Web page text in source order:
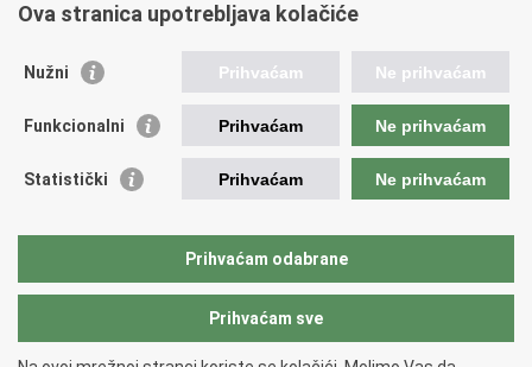
Pozivi za žurnu pomoć
Vlada RH
Muzej hrvatskog vatrogastva
The Federation of EUropean Fire Officers FEU
Intranet (samo za službenike HVZ)
Ova stranica upotrebljava kolačiće
Nužni Prihvaćam Ne prihvaćam
Funkcionalni Prihvaćam Ne prihvaćam
Statistički Prihvaćam Ne prihvaćam
Prihvaćam odabrane
Prihvaćam sve